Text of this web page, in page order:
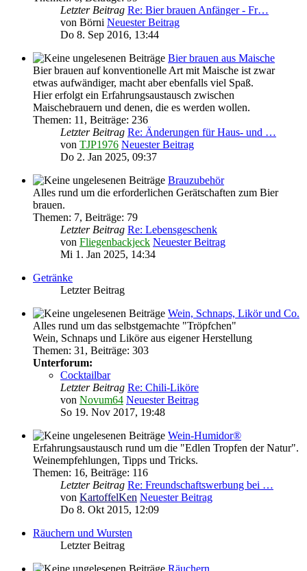
Letzter Beitrag Re: Bier brauen Anfänger - Fr…
von Börni Neuester Beitrag
Do 8. Sep 2016, 13:44
Bier brauen aus Maische
Bier brauen auf konventionelle Art mit Maische ist zwar
etwas aufwändiger, macht aber ebenfalls viel Spaß.
Hier erfolgt ein Erfahrungsaustausch zwischen
Maischebrauern und denen, die es werden wollen.
Themen: 11 , Beiträge: 236
Letzter Beitrag Re: Änderungen für Haus- und …
von TJP1976 Neuester Beitrag
Do 2. Jan 2025, 09:37
Brauzubehör
Alles rund um die erforderlichen Gerätschaften zum Bier
brauen.
Themen: 7, Beiträge: 79
Letzter Beitrag Re: Lebensgeschenk
von Fliegenbackjeck Neuester Beitrag
Mi 1. Jan 2025, 14:34
Getränke
Letzter Beitrag
Wein, Schnaps, Likör und Co.
Alles rund um das selbstgemachte "Tröpfchen"
Wein, Schnaps und Liköre aus eigener Herstellung
Themen: 31 , Beiträge: 303
Unterforum:
Cocktailbar
Letzter Beitrag Re: Chili-Liköre
von Novum64 Neuester Beitrag
So 19. Nov 2017, 19:48
Wein-Humidor®
Erfahrungsaustausch rund um die "Edlen Tropfen der Natur".
Weinempfehlungen, Tipps und Tricks.
Themen: 16, Beiträge: 116
Letzter Beitrag Re: Freundschaftswerbung bei …
von KartoffelKen Neuester Beitrag
Do 8. Okt 2015, 12:09
Räuchern und Wursten
Letzter Beitrag
Räuchern